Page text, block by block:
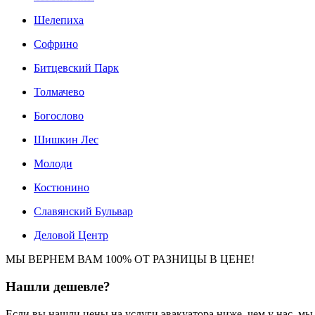
Шелепиха
Софрино
Битцевский Парк
Толмачево
Богослово
Шишкин Лес
Молоди
Костюнино
Славянский Бульвар
Деловой Центр
МЫ ВЕРНЕМ ВАМ 100% ОТ РАЗНИЦЫ В ЦЕНЕ!
Нашли дешевле?